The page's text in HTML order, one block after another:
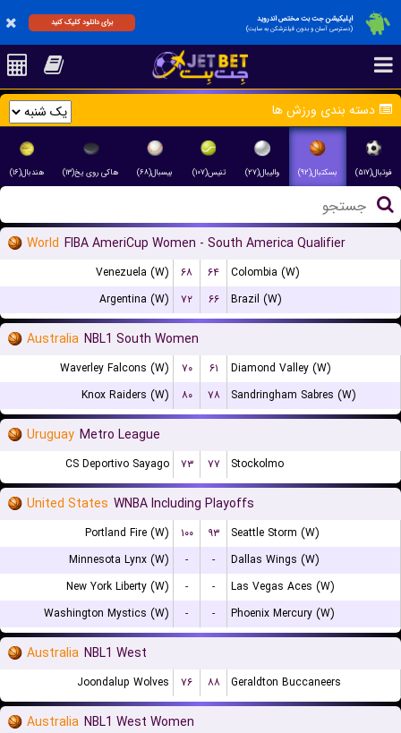
اپلیکیشن جت بت مختص اندروید
(دسترسی آسان و بدون فیلترشکن به سایت)
برای دانلود کلیک کنید
دسته بندی ورزش ها
فوتبال(۵۱۷) بسکتبال(۹۲) والیبال(۲۷) تنیس(۱۰۷) بیسبال(۶۸) هاکی روی یخ(۱۳) هندبال(۱۶)
World FIBA AmeriCup Women - South America Qualifier
Venezuela (W) ۶۸ ۶۴
Colombia (W)
Argentina (W)
۷۲ ۶۶ Brazil (W)
Australia NBL1 South Women
Waverley Falcons (W) ۷۰ ۶۱
Diamond Valley (W)
Knox Raiders (W)
۸۰ ۷۸ Sandringham Sabres (W)
Uruguay Metro League
CS Deportivo Sayago ۷۳ ۷۷ Stockolmo
United States WNBA Including Playoffs
Portland Fire (W) ۱۰۰ ۹۳
Seattle Storm (W)
Minnesota Lynx (W)
- -
Dallas Wings (W)
New York Liberty (W)
- -
Las Vegas Aces (W)
Washington Mystics (W)
- - Phoenix Mercury (W)
Australia NBL1 West
Joondalup Wolves ۷۶ ۸۸ Geraldton Buccaneers
Australia NBL1 West Women